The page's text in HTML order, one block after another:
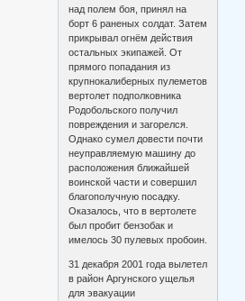
над полем боя, принял на
борт 6 раненых солдат. Затем
прикрывал огнём действия
остальных экипажей. От
прямого попадания из
крупнокалиберных пулеметов
вертолет подполковника
Родобольского получил
повреждения и загорелся.
Однако сумел довести почти
неуправляемую машину до
расположения ближайшей
воинской части и совершил
благополучную посадку.
Оказалось, что в вертолете
был пробит бензобак и
имелось 30 пулевых пробоин.
31 декабря 2001 года вылетел
в район Аргунского ущелья
для эвакуации